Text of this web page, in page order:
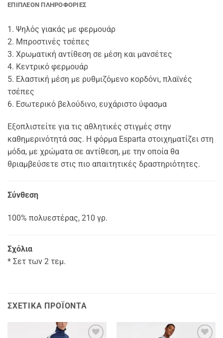
ΕΠΙΠΛΈΟΝ ΠΛΗΡΟΦΟΡΊΕΣ
1. Ψηλός γιακάς με φερμουάρ
2. Μπροστινές τσέπες
3. Χρωματική αντίθεση σε μέση και μανσέτες
4. Κεντρικό φερμουάρ
5. Ελαστική μέση με ρυθμιζόμενο κορδόνι, πλαϊνές
τσέπες
6. Εσωτερικό βελούδινο, ευχάριστο ύφασμα
Εξοπλιστείτε για τις αθλητικές στιγμές στην
καθημερινότητά σας. Η φόρμα Esparta στοιχηματίζει στη
μόδα, με χρώματα σε αντίθεση, με την οποία θα
θριαμβεύσετε στις πιο απαιτητικές δραστηριότητες.
Σύνθεση
100% πολυεστέρας, 210 γρ.
Σχόλια
* Σετ των 2 τεμ.
ΣΧΕΤΙΚΆ ΠΡΟΪΌΝΤΑ